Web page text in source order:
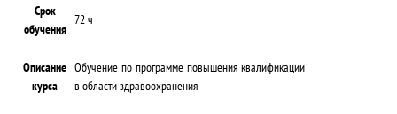
Срок
обучения
72 ч
Описание
курса
Обучение по программе повышения квалификации
в области здравоохранения